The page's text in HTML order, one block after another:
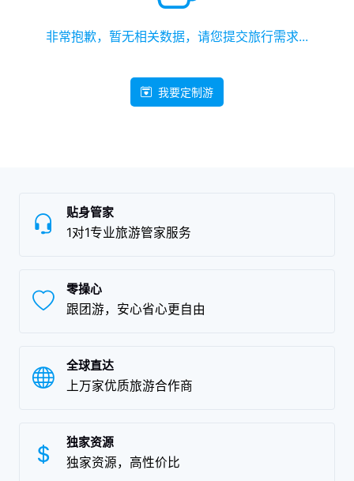
非常抱歉，暂无相关数据，请您提交旅行需求...
我要定制游
贴身管家
1对1专业旅游管家服务
零操心
跟团游，安心省心更自由
全球直达
上万家优质旅游合作商
独家资源
独家资源，高性价比